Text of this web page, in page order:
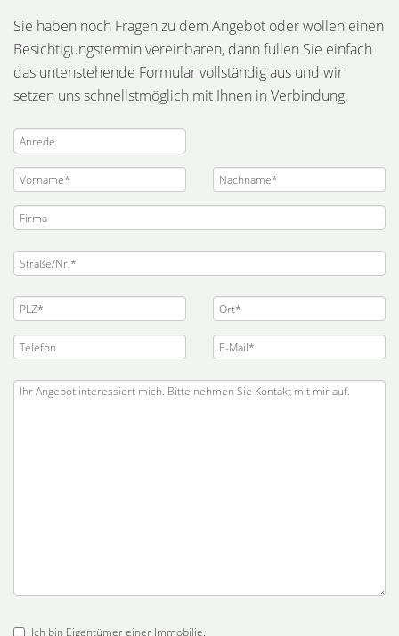
Sie haben noch Fragen zu dem Angebot oder wollen einen
Besichtigungstermin vereinbaren, dann füllen Sie einfach
das untenstehende Formular vollständig aus und wir
setzen uns schnellstmöglich mit Ihnen in Verbindung.
Ich bin Eigentümer einer Immobilie.